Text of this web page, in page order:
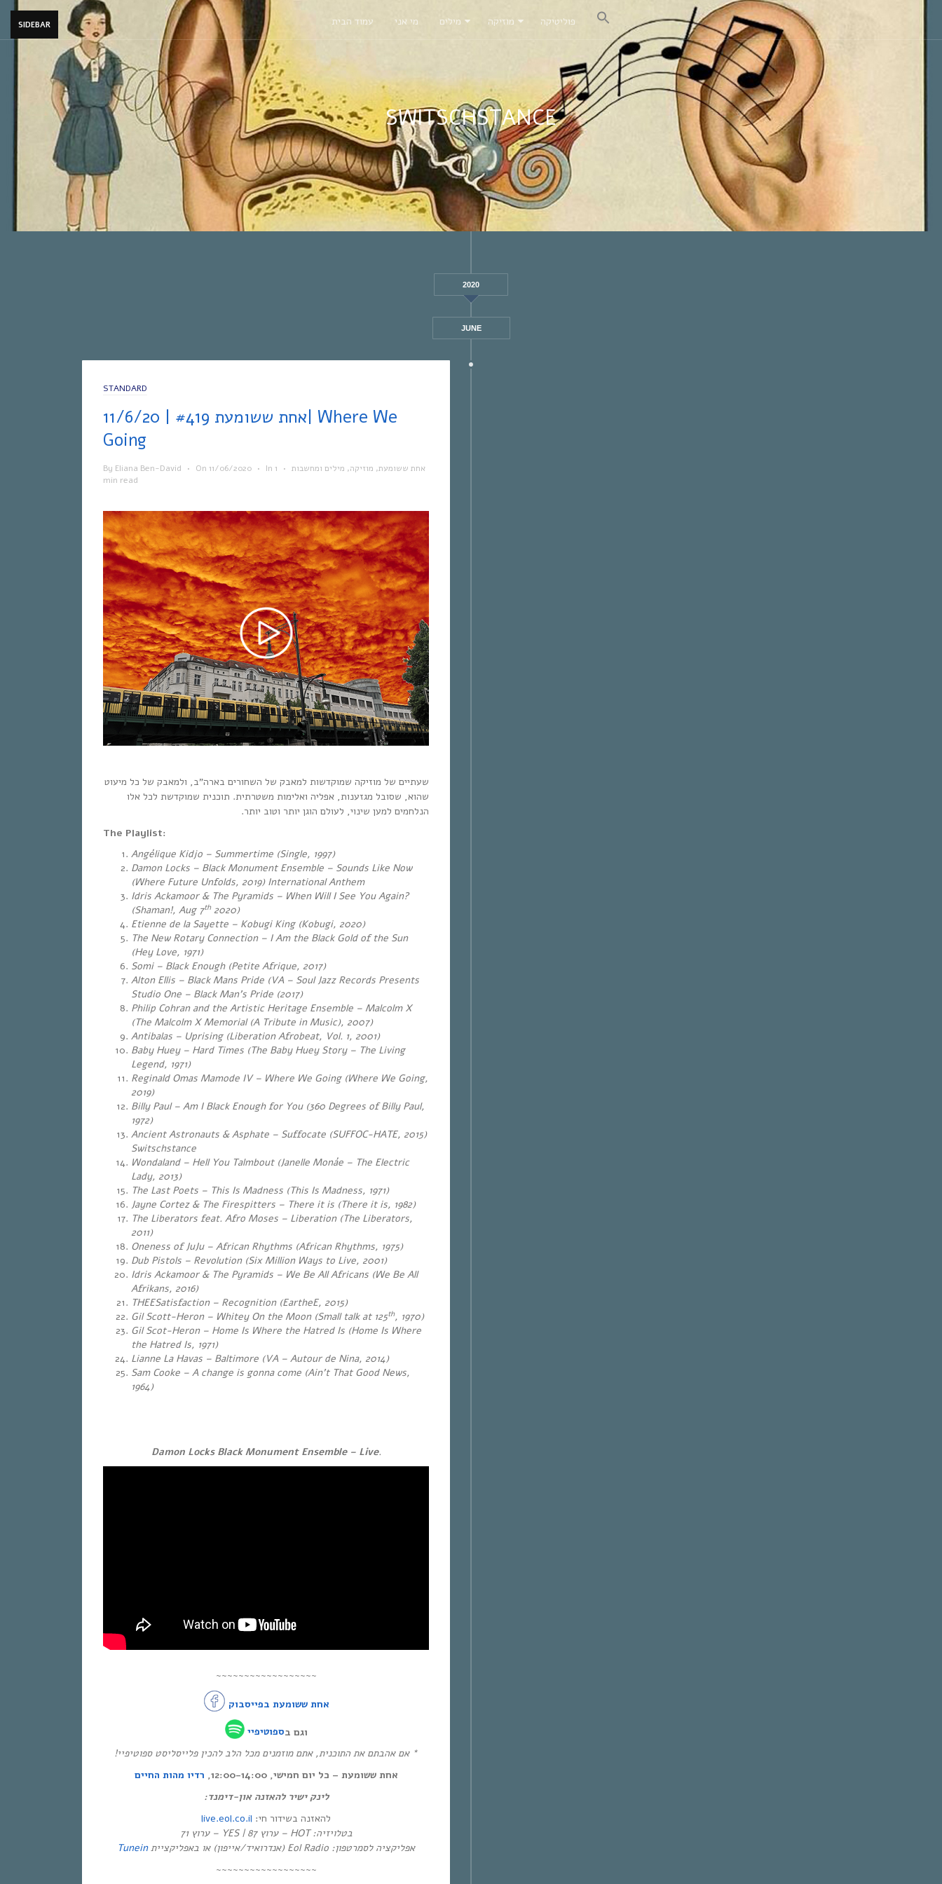
SIDEBAR עמוד הבית מי אני מילים מוזיקה פוליטיקה
SWITSCHSTANCE
2020
JUNE
STANDARD
אחת ששומעת #419 | 11/6/20| Where We
Going
By Eliana Ben-David • On 11/06/2020 • In אחת ששומעת, מוזיקה, מילים ומחשבות •
1
min read
שעתיים של מוזיקה שמוקדשות למאבק של השחורים בארה”ב, ולמאבק של כל מיעוט
שהוא, שסובל מגזענות, אפליה ואלימות משטרתית. תוכנית שמוקדשת לכל אלו
הנלחמים למען שינוי, לעולם הוגן יותר וטוב יותר.
The Playlist:
Angélique Kidjo – Summertime (Single, 1997)
Damon Locks – Black Monument Ensemble – Sounds Like Now
(Where Future Unfolds, 2019) International Anthem
Idris Ackamoor & The Pyramids – When Will I See You Again?
(Shaman!, Aug 7th 2020)
Etienne de la Sayette – Kobugi King (Kobugi, 2020)
The New Rotary Connection – I Am the Black Gold of the Sun
(Hey Love, 1971)
Somi – Black Enough (Petite Afrique, 2017)
AltonEllis – Black Mans Pride (VA – Soul Jazz Records Presents
Studio One – Black Man’s Pride (2017)
Philip Cohran and the Artistic Heritage Ensemble – Malcolm X
(The Malcolm X Memorial (A Tribute in Music), 2007)
Antibalas – Uprising (Liberation Afrobeat, Vol. 1, 2001)
Baby Huey – Hard Times (The Baby Huey Story – The Living
Legend, 1971)
Reginald Omas Mamode IV – Where We Going (Where We Going,
2019)
Billy Paul – Am I Black Enough for You (360 Degrees of Billy Paul,
1972)
Ancient Astronauts & Asphate – Suffocate (SUFFOC-HATE, 2015)
Switschstance
Wondaland – Hell You Talmbout (Janelle Monáe – The Electric
Lady, 2013)
The Last Poets – This Is Madness (This Is Madness, 1971)
Jayne Cortez & The Firespitters – There it is (There it is, 1982)
The Liberators feat. Afro Moses – Liberation (The Liberators,
2011)
Oneness of JuJu – African Rhythms (African Rhythms, 1975)
Dub Pistols – Revolution (Six Million Ways to Live, 2001)
Idris Ackamoor & The Pyramids – We Be All Africans (We Be All
Afrikans, 2016)
THEESatisfaction – Recognition (EartheE, 2015)
Gil Scott-Heron – Whitey On the Moon (Small talk at 125th, 1970)
Gil Scot-Heron – Home Is Where the Hatred Is (Home Is Where
the Hatred Is, 1971)
Lianne La Havas – Baltimore (VA – Autour de Nina, 2014)
Sam Cooke – A change is gonna come (Ain’t That Good News,
1964)
Damon Locks Black Monument Ensemble – Live.
~~~~~~~~~~~~~~~~~~
אחת ששומעת בפייסבוק
וגם בספוטיפיי
* אם אהבתם את התוכנית, אתם מוזמנים מכל הלב להכין פלייסליסט ספוטיפיי!
אחת ששומעת – כל יום חמישי, 12:00-14:00,
רדיו מהות החיים
לינק ישיר להאזנה און-דימנד:
להאזנה בשידור חי: live.eol.co.il
בטלויזיה: HOT – ערוץ 87 | YES – ערוץ 71
אפליקציה לסמרטפון: Eol Radio (אנדרואיד/אייפון) או באפליקציית
Tunein
~~~~~~~~~~~~~~~~~~